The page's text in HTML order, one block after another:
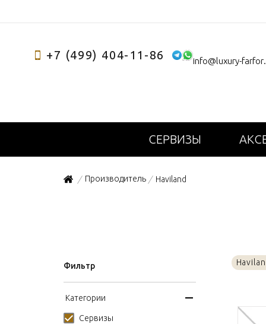
+7 (499) 404-11-86 info@luxury-
СЕРВИЗЫ
/ Производитель / Haviland
Фильтр
Категории
Сервизы